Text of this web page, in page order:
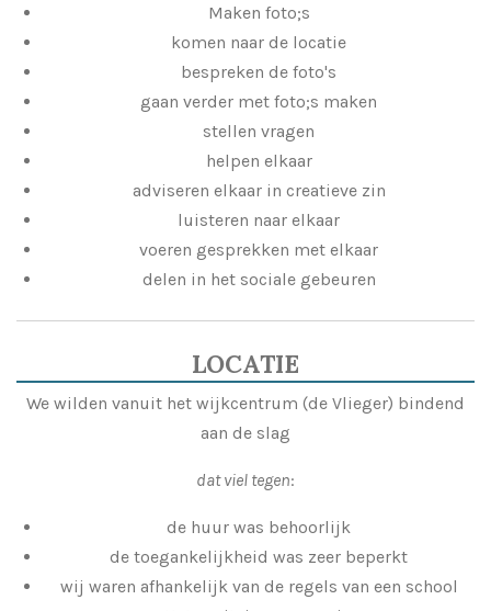
Maken foto;s
komen naar de locatie
bespreken de foto's
gaan verder met foto;s maken
stellen vragen
helpen elkaar
adviseren elkaar in creatieve zin
luisteren naar elkaar
voeren gesprekken met elkaar
delen in het sociale gebeuren
LOCATIE
We wilden vanuit het wijkcentrum (de Vlieger) bindend
aan de slag
dat viel tegen:
de huur was behoorlijk
de toegankelijkheid was zeer beperkt
wij waren afhankelijk van de regels van een school